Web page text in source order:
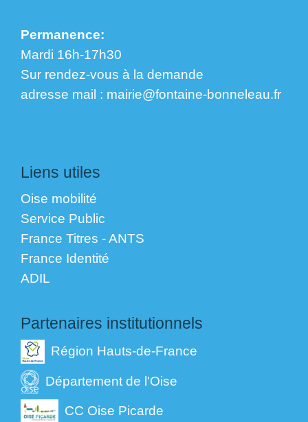
Permanence:
Mardi 16h-17h30
Sur rendez-vous à la demande
​​​​​​​adresse mail : mairie@fontaine-bonneleau.fr
Liens utiles
Oise mobilité
Service Public
France Titres - ANTS
France Identité
ADIL
Partenaires institutionnels
Région Hauts-de-France
Département de l'Oise
CC Oise Picarde